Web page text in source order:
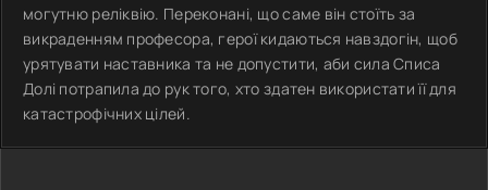
могутню реліквію. Переконані, що саме він стоїть за
викраденням професора, герої кидаються навздогін, щоб
урятувати наставника та не допустити, аби сила Списа
Долі потрапила до рук того, хто здатен використати її для
катастрофічних цілей.